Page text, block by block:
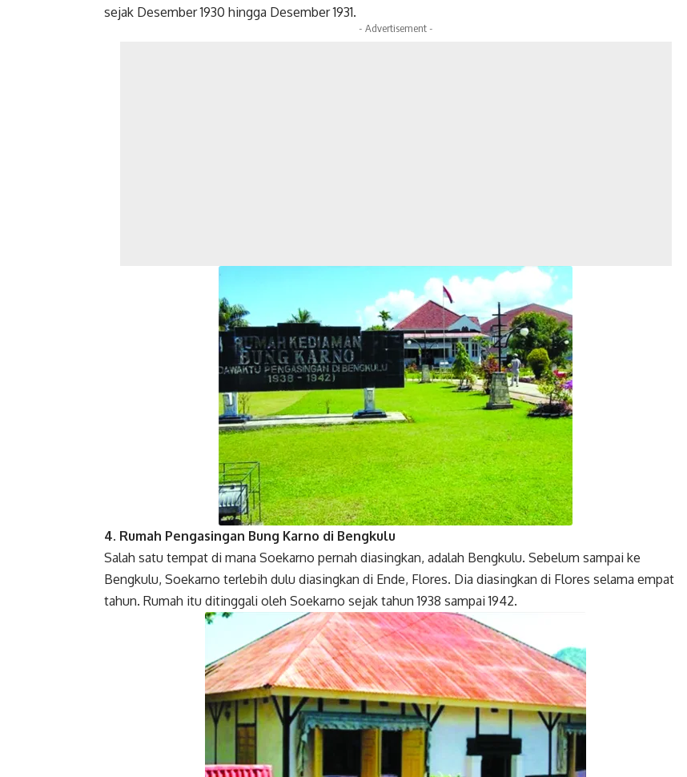
sejak Desember 1930 hingga Desember 1931.
- Advertisement -
Twitter Gmail
4. Rumah Pengasingan Bung Karno di Bengkulu
Salah satu tempat di mana Soekarno pernah diasingkan, adalah Bengkulu. Sebelum sampai ke
Bengkulu, Soekarno terlebih dulu diasingkan di Ende, Flores. Dia diasingkan di Flores selama empat
tahun. Rumah itu ditinggali oleh Soekarno sejak tahun 1938 sampai 1942.
Facebook Twitter Gmail